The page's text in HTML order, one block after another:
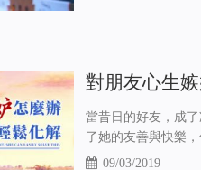
對朋友心生
當昔日的好友，成
了她的友善與快樂
09/03/2019